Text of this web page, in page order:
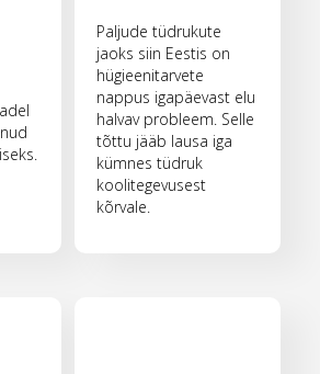
Paljude tüdrukute
jaoks siin Eestis on
hügieenitarvete
nappus igapäevast elu
halvav probleem. Selle
tõttu jääb lausa iga
kümnes tüdruk
koolitegevusest
kõrvale.